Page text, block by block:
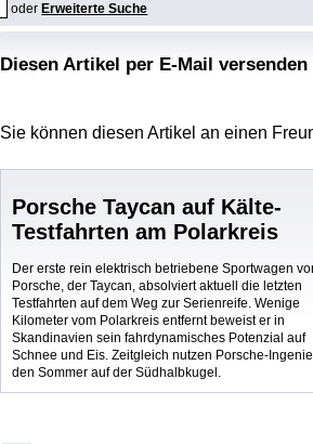
oder Erweiterte Suche
Diesen Artikel per E-Mail versenden
Sie können diesen Artikel an einen
Porsche Taycan auf Kälte-
Testfahrten am Polarkreis
Der erste rein elektrisch betriebene Sportwagen
Porsche, der Taycan, absolviert aktuell die letzten
Testfahrten auf dem Weg zur Serienreife. Wenige
Kilometer vom Polarkreis entfernt beweist er in
Skandinavien sein fahrdynamisches Potenzial auf
Schnee und Eis. Zeitgleich nutzen Porsche-
den Sommer auf der Südhalbkugel.